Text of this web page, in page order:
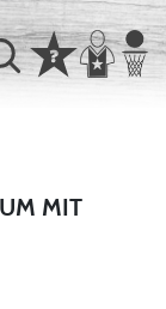
MIT